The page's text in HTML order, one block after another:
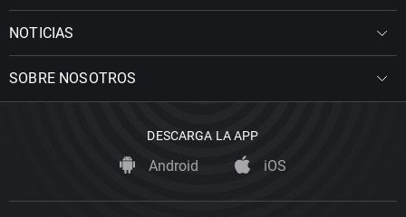
NOTICIAS
SOBRE NOSOTROS
DESCARGA LA APP
Android iOS